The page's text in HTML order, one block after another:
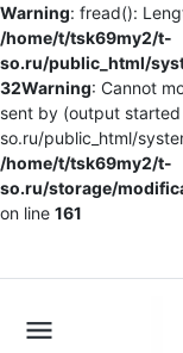
Warning: fread():
/home/t/tsk69my2/t-
so.ru/public_html/
32Warning: Cannot
sent by (output
so.ru/public_html/
/home/t/tsk69my2/t-
so.ru/storage/
on line 161